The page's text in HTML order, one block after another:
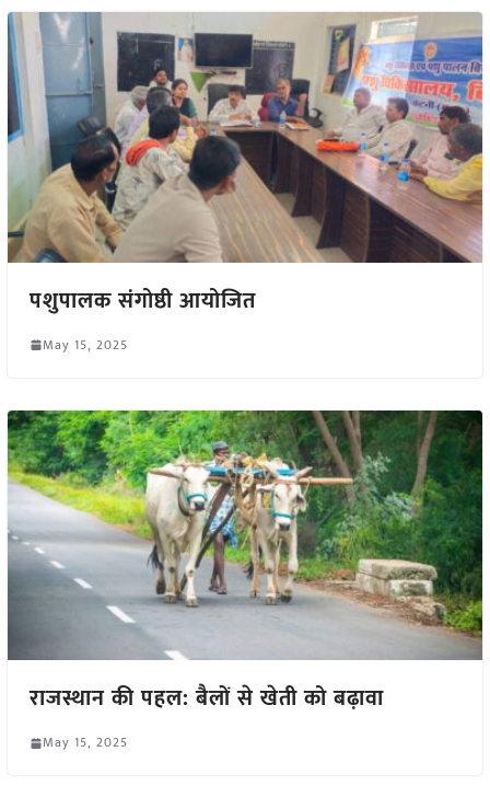
पशुपालक संगोष्ठी आयोजित
May 15, 2025
राजस्थान की पहल: बैलों से खेती को बढ़ावा
May 15, 2025